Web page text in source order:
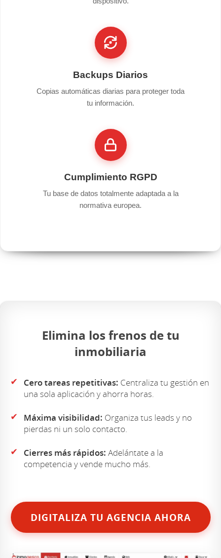
Backups Diarios
Copias automáticas diarias para proteger toda
tu información.
Cumplimiento RGPD
Tu base de datos totalmente adaptada a la
normativa europea.
Elimina los frenos de tu
inmobiliaria
✔ Cero tareas repetitivas: Centraliza tu gestión en
una sola aplicación y ahorra horas.
✔ Máxima visibilidad: Organiza tus leads y no
pierdas ni un solo contacto.
✔ Cierres más rápidos: Adelántate a la
competencia y vende mucho más.
DIGITALIZA TU AGENCIA AHORA